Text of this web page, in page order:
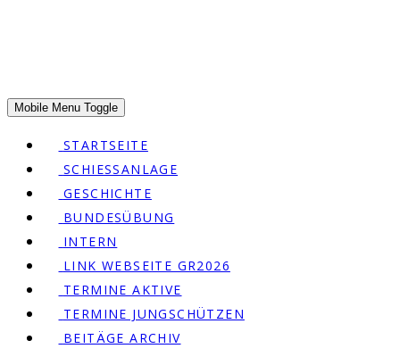
Mobile Menu Toggle
STARTSEITE
SCHIESSANLAGE
GESCHICHTE
BUNDESÜBUNG
INTERN
LINK WEBSEITE GR2026
TERMINE AKTIVE
TERMINE JUNGSCHÜTZEN
BEITÄGE ARCHIV